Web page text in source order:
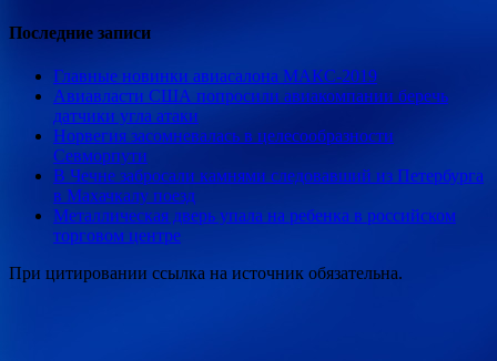
Последние записи
Главные новинки авиасалона МАКС-2019
Авиавласти США попросили авиакомпании беречь
датчики угла атаки
Норвегия засомневалась в целесообразности
Севморпути
В Чечне забросали камнями следовавший из Петербурга
в Махачкалу поезд
Металлическая дверь упала на ребенка в российском
торговом центре
При цитировании ссылка на источник обязательна.